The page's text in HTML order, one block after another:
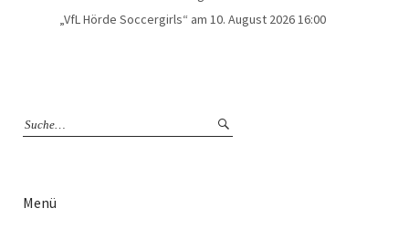
„VfL Hörde Soccergirls“ am 10. August 2026 16:00
Menü